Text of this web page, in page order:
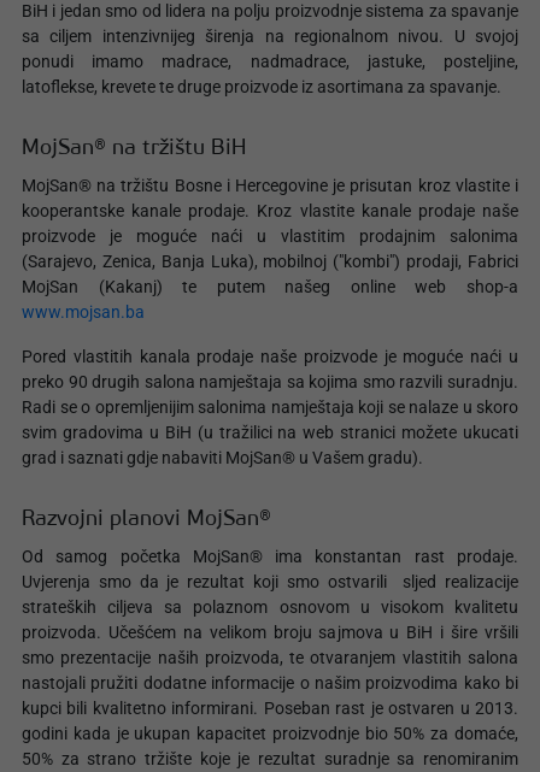
BiH i jedan smo od lidera na polju proizvodnje sistema za spavanje
sa ciljem intenzivnijeg širenja na regionalnom nivou. U svojoj
ponudi imamo madrace, nadmadrace, jastuke, posteljine,
latoflekse, krevete te druge proizvode iz asortimana za spavanje.
MojSan® na tržištu BiH
MojSan® na tržištu Bosne i Hercegovine je prisutan kroz vlastite i
kooperantske kanale prodaje. Kroz vlastite kanale prodaje naše
proizvode je moguće naći u vlastitim prodajnim salonima
(Sarajevo, Zenica, Banja Luka), mobilnoj ("kombi") prodaji, Fabrici
MojSan (Kakanj) te putem našeg online web shop-a
www.mojsan.ba
Pored vlastitih kanala prodaje naše proizvode je moguće naći u
preko 90 drugih salona namještaja sa kojima smo razvili suradnju.
Radi se o opremljenijim salonima namještaja koji se nalaze u skoro
svim gradovima u BiH (u tražilici na web stranici možete ukucati
grad i saznati gdje nabaviti MojSan® u Vašem gradu).
Razvojni planovi MojSan®
Od samog početka MojSan® ima konstantan rast prodaje.
Uvjerenja smo da je rezultat koji smo ostvarili sljed realizacije
strateških ciljeva sa polaznom osnovom u visokom kvalitetu
proizvoda. Učešćem na velikom broju sajmova u BiH i šire vršili
smo prezentacije naših proizvoda, te otvaranjem vlastitih salona
nastojali pružiti dodatne informacije o našim proizvodima kako bi
kupci bili kvalitetno informirani. Poseban rast je ostvaren u 2013.
godini kada je ukupan kapacitet proizvodnje bio 50% za domaće,
50% za strano tržište koje je rezultat suradnje sa renomiranim